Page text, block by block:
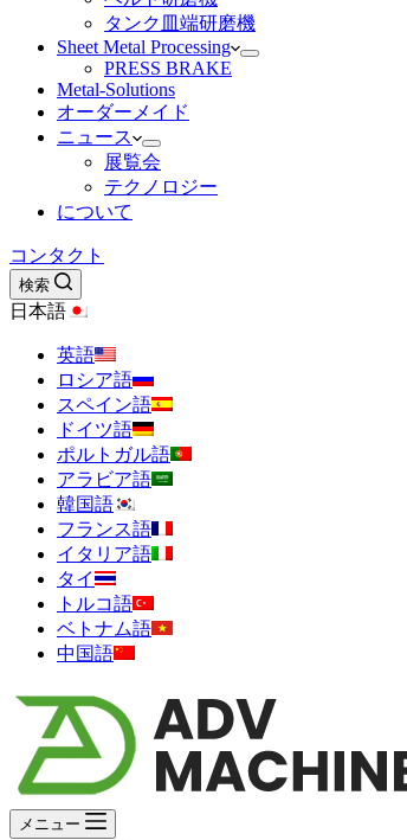
タンク皿端研磨機
Sheet Metal Processing
PRESS BRAKE
Metal-Solutions
オーダーメイド
ニュース
展覧会
テクノロジー
について
コンタクト
検索
日本語
英語
ロシア語
スペイン語
ドイツ語
ポルトガル語
アラビア語
韓国語
フランス語
イタリア語
タイ
トルコ語
ベトナム語
中国語
メニュー